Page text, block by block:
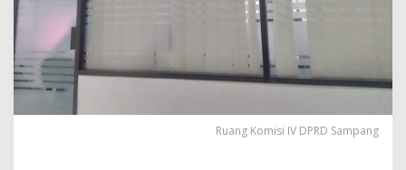
Ruang Komisi IV DPRD Sampang